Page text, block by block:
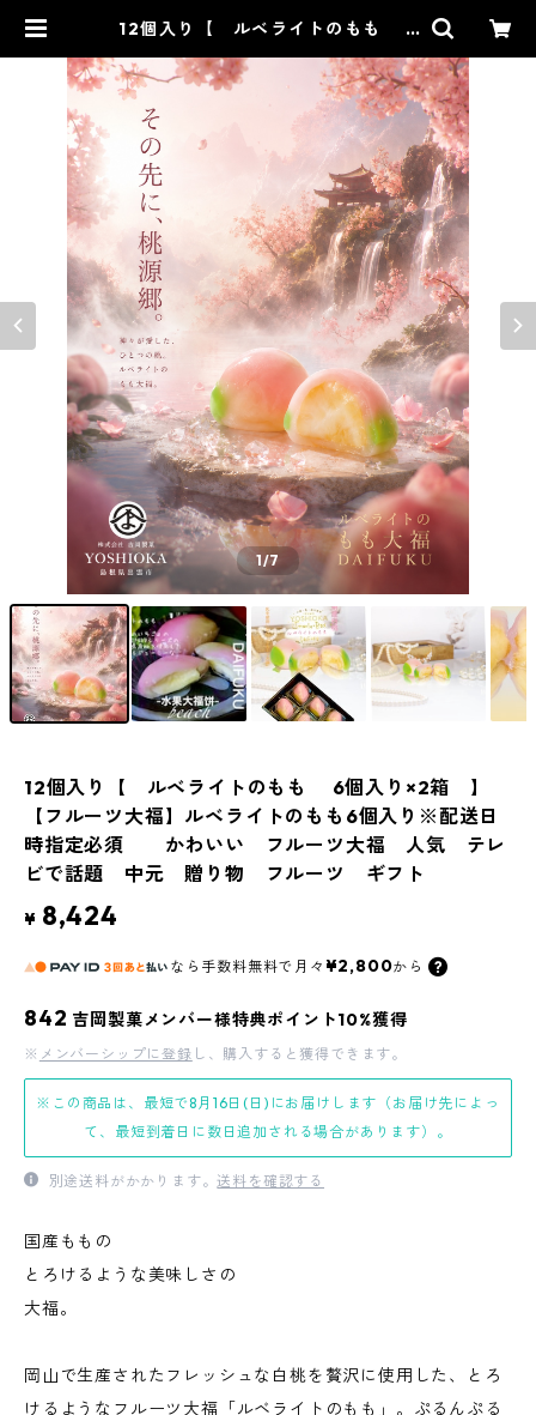
12個入り【 ルベライトのもも 6
ベライトのもも6個入り※配送日時
指定必須 かわいい フルーツ大
福 人気 テレビで話題 中元 贈
り物 フルーツ ギフト | 【公式】
ルビーのいちごの吉岡製菓オンライ
ンショップー和菓子、洋菓子、スイ
ーツ通販
1/7
12個入り【 ルベライトのもも 6個入り×2箱 】
【フルーツ大福】ルベライトのもも6個入り※配送日
時指定必須 かわいい フルーツ大福 人気 テレ
ビで話題 中元 贈り物 フルーツ ギフト
¥ 8,424
なら 手数料無料で 月々 ¥2,800から
842 吉岡製菓メンバー様特典ポイント10%獲得
※ メンバーシップに登録 し、購入すると獲得できます。
※この商品は、最短で8月16日(日)にお届けします（お届け先によっ
て、最短到着日に数日追加される場合があります）。
別途送料がかかります。送料を確認する
国産ももの
とろけるような美味しさの
大福。
岡山で生産されたフレッシュな白桃を贅沢に使用した、とろ
けるようなフルーツ大福「ルベライトのもも」。ぷるんぷる